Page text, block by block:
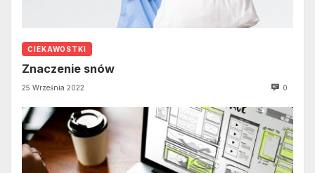
CIEKAWOSTKI
Znaczenie snów
25 Września 2022 0